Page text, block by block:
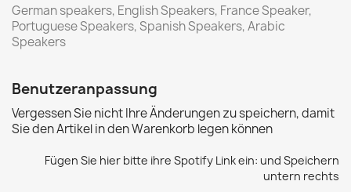
German speakers, English Speakers, France Speaker,
Portuguese Speakers, Spanish Speakers, Arabic
Speakers
Benutzeranpassung
Vergessen Sie nicht Ihre Änderungen zu speichern, damit
Sie den Artikel in den Warenkorb legen können
Fügen Sie hier bitte ihre Spotify Link ein: und Speichern
untern rechts